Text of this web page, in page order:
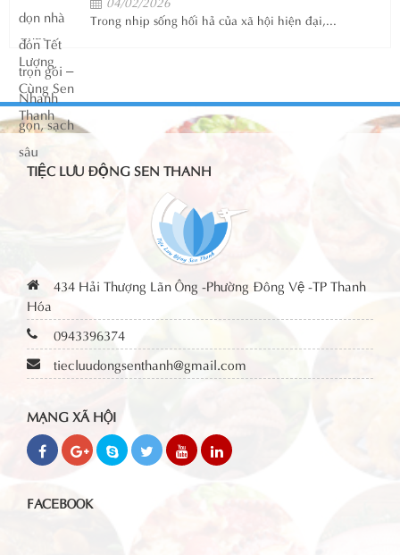
Trong nhịp sống hối hả của xã hội hiện đại,...
TIỆC LƯU ĐỘNG SEN THANH
434 Hải Thượng Lãn Ông -Phường Đông Vệ -TP Thanh
Hóa
0943396374
tiecluudongsenthanh@gmail.com
MẠNG XÃ HỘI
FACEBOOK